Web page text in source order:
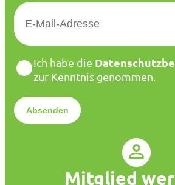
E
M
*
D
a
e
n
Ich habe die
zur Kenntnis genommen.
Mitglied